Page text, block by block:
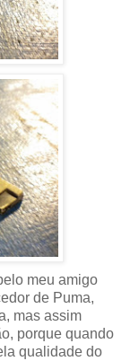
meu amigo
de Puma,
mas assim
porque quando
qualidade do